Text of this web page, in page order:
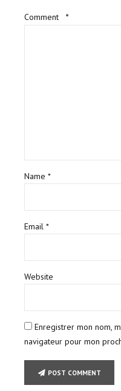
Comment *
Name *
Email *
Website
Enregistrer mon nom,
navigateur pour mon
POST COMMENT